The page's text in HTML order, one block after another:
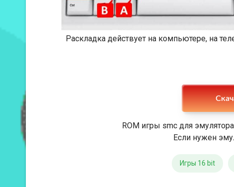
Раскладка действует на компьютере, на
ROM игры smc для
Если нужен
Игры 16 bit